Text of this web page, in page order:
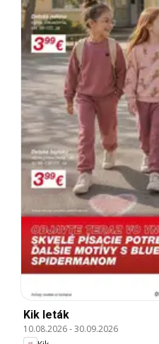
Kik leták
10.08.2026-30.09.2026